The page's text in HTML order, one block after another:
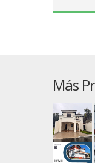
Más